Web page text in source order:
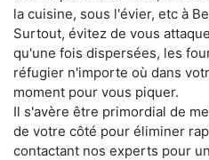
la cuisine, sous l'évier, etc à
Surtout, évitez de vous
qu'une fois dispersées, les
réfugier n'importe où dans
moment pour vous piquer.
Il s'avère être primordial de
de votre côté pour éliminer
contactant nos experts pour